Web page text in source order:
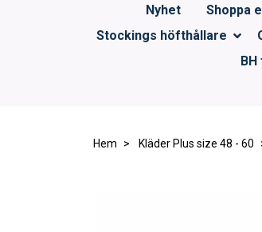
Nyhet Shoppa
Stockings höfthållare
Hem Kläder Plus size 48 - 60